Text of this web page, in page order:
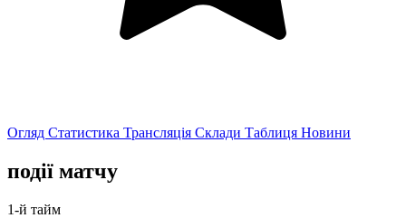
Огляд Статистика Трансляція Склади Таблиця Новини
події матчу
1-й тайм